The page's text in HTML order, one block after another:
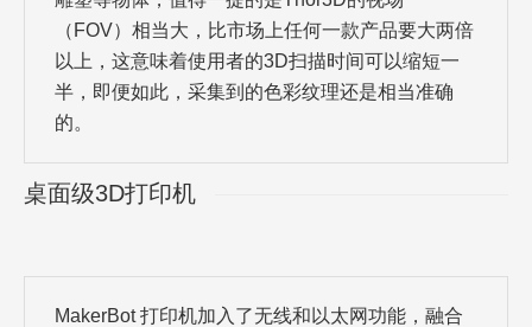
（FOV）相当大，比市场上任何一款产品要大两倍
以上，这意味着使用者的3D扫描时间可以缩短一
半，即便如此，采集到的色彩纹理还是相当准确
的。
桌面级3D打印机
MakerBot 打印机加入了无线和以太网功能，融合